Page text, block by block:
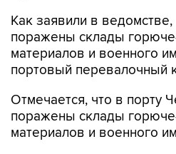
Как заявили в
поражены склады
материалов и военного
портовый перевалочный
Отмечается, что в порту
поражены склады
материалов и военного